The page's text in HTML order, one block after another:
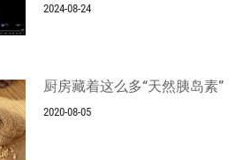
2024-08-24
厨房藏着这么多“天然胰岛素”
2020-08-05